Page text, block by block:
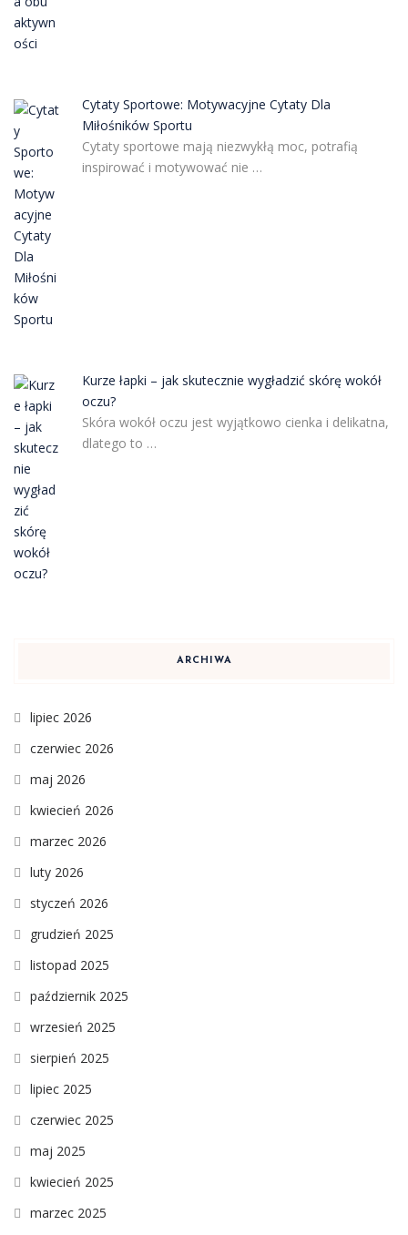
Cytaty Sportowe: Motywacyjne Cytaty Dla
Miłośników Sportu
Cytaty sportowe mają niezwykłą moc, potrafią
inspirować i motywować nie …
Kurze łapki – jak skutecznie wygładzić skórę wokół
oczu?
Skóra wokół oczu jest wyjątkowo cienka i delikatna,
dlatego to …
ARCHIWA
lipiec 2026
czerwiec 2026
maj 2026
kwiecień 2026
marzec 2026
luty 2026
styczeń 2026
grudzień 2025
listopad 2025
październik 2025
wrzesień 2025
sierpień 2025
lipiec 2025
czerwiec 2025
maj 2025
kwiecień 2025
marzec 2025